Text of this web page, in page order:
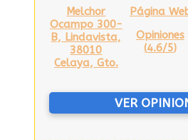
Melchor
Ocampo 300-
B, Lindavista,
38010
Celaya, Gto.
Página
Opiniones
(4.6/5)
VER